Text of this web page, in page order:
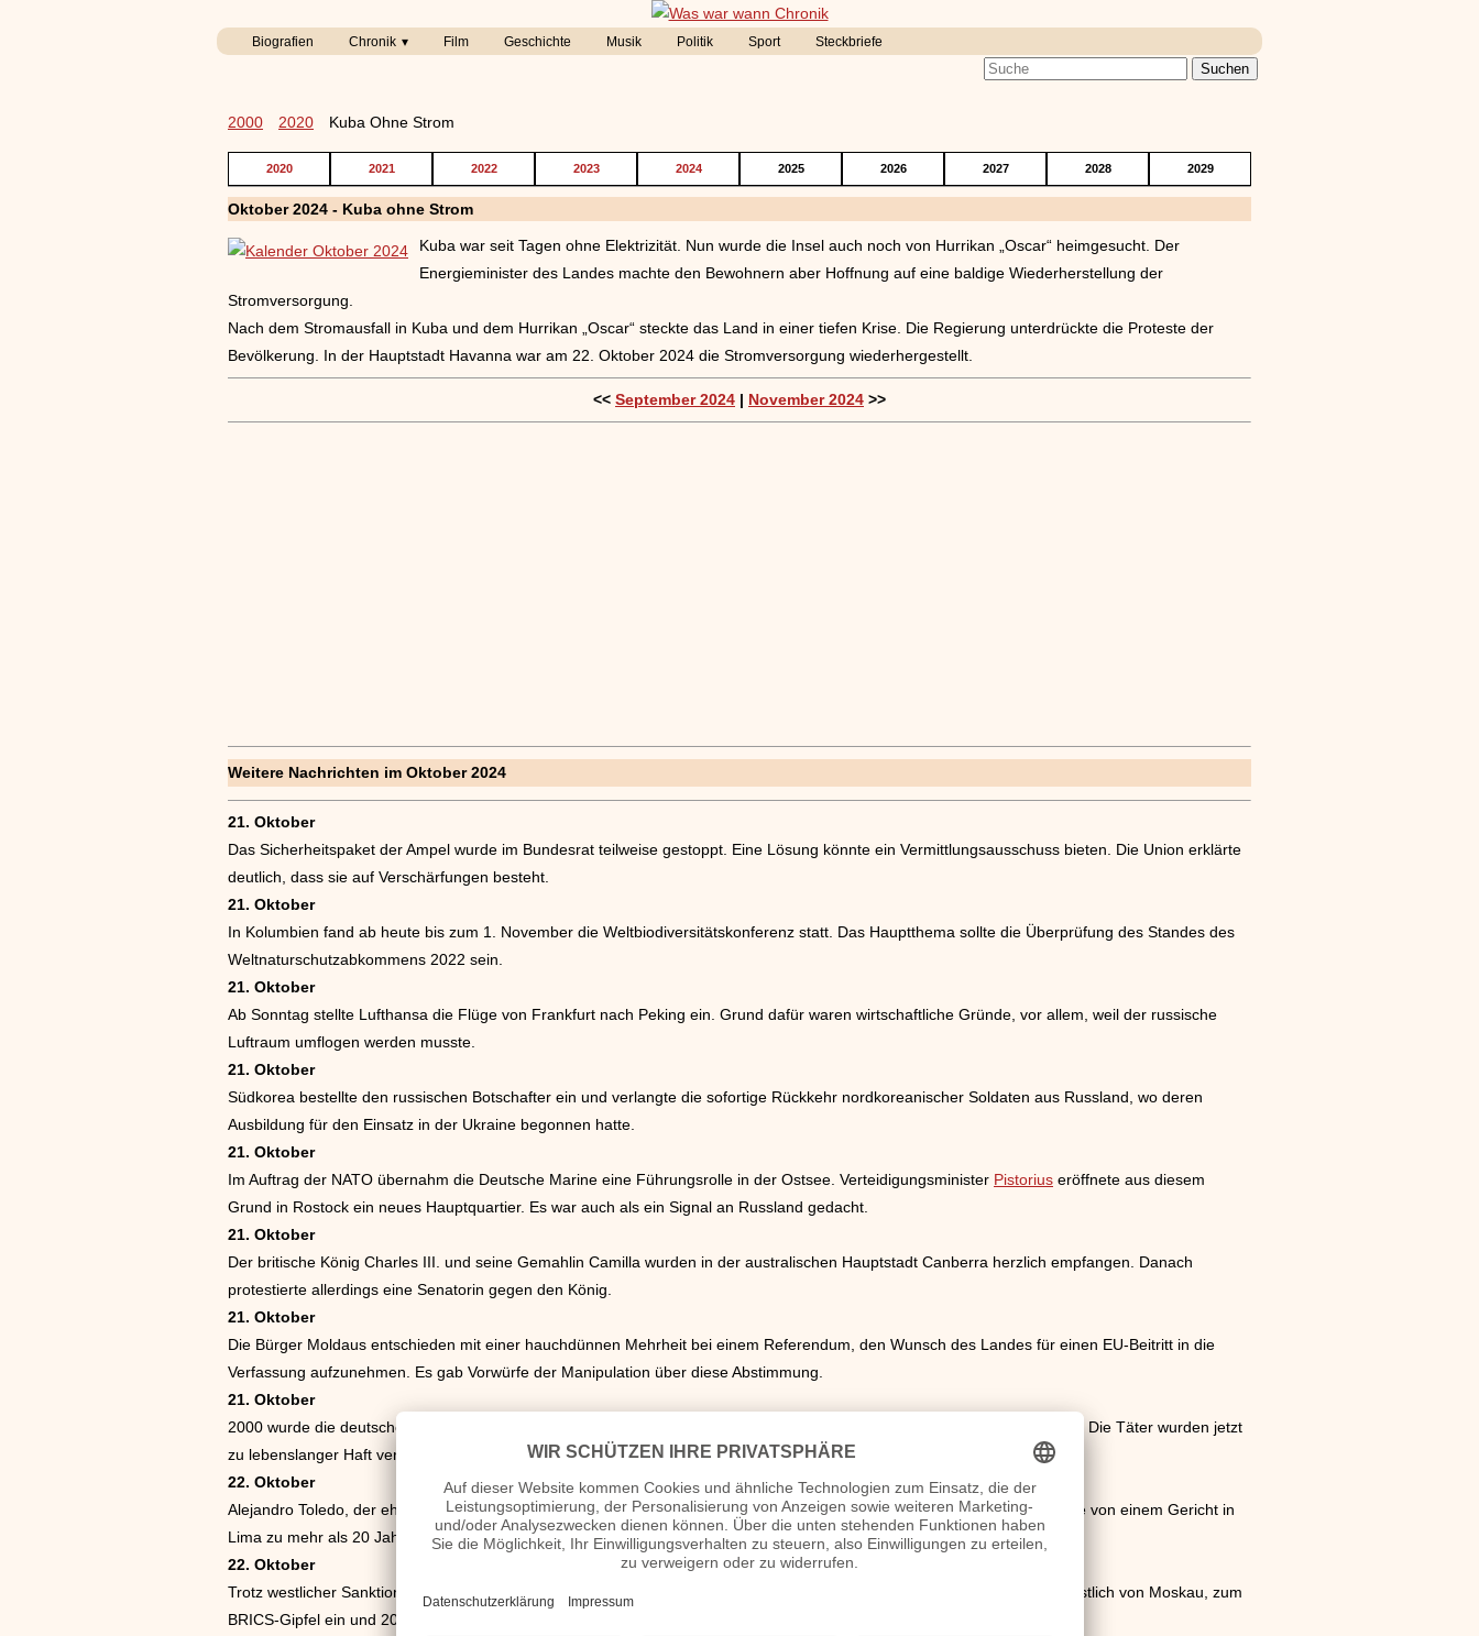
Biografien Chronik Film Geschichte Musik Politik Sport Steckbriefe
2000 2020 Kuba Ohne Strom
2020 2021 2022 2023 2024 2025 2026 2027 2028 2029
Oktober 2024 - Kuba ohne Strom
Kuba war seit Tagen ohne Elektrizität. Nun wurde die Insel auch noch von Hurrikan „Oscar“ heimgesucht. Der
Energieminister des Landes machte den Bewohnern aber Hoffnung auf eine baldige Wiederherstellung der
Stromversorgung.
Nach dem Stromausfall in Kuba und dem Hurrikan „Oscar“ steckte das Land in einer tiefen Krise. Die Regierung unterdrückte die Proteste der
Bevölkerung. In der Hauptstadt Havanna war am 22. Oktober 2024 die Stromversorgung wiederhergestellt.
<< September 2024 | November 2024 >>
Weitere Nachrichten im Oktober 2024
21. Oktober
Das Sicherheitspaket der Ampel wurde im Bundesrat teilweise gestoppt. Eine Lösung könnte ein Vermittlungsausschuss bieten. Die Union erklärte
deutlich, dass sie auf Verschärfungen besteht.
21. Oktober
In Kolumbien fand ab heute bis zum 1. November die Weltbiodiversitätskonferenz statt. Das Hauptthema sollte die Überprüfung des Standes des
Weltnaturschutzabkommens 2022 sein.
21. Oktober
Ab Sonntag stellte Lufthansa die Flüge von Frankfurt nach Peking ein. Grund dafür waren wirtschaftliche Gründe, vor allem, weil der russische
Luftraum umflogen werden musste.
21. Oktober
Südkorea bestellte den russischen Botschafter ein und verlangte die sofortige Rückkehr nordkoreanischer Soldaten aus Russland, wo deren
Ausbildung für den Einsatz in der Ukraine begonnen hatte.
21. Oktober
Im Auftrag der NATO übernahm die Deutsche Marine eine Führungsrolle in der Ostsee. Verteidigungsminister Pistorius eröffnete aus diesem
Grund in Rostock ein neues Hauptquartier. Es war auch als ein Signal an Russland gedacht.
21. Oktober
Der britische König Charles III. und seine Gemahlin Camilla wurden in der australischen Hauptstadt Canberra herzlich empfangen. Danach
protestierte allerdings eine Senatorin gegen den König.
21. Oktober
Die Bürger Moldaus entschieden mit einer hauchdünnen Mehrheit bei einem Referendum, den Wunsch des Landes für einen EU-Beitritt in die
Verfassung aufzunehmen. Es gab Vorwürfe der Manipulation über diese Abstimmung.
21. Oktober
2000 wurde die deutsche Familie Wallert von Islamisten auf den Philippinen verschleppt und mehrere Monate festgehalten. Die Täter wurden jetzt
zu lebenslanger Haft verurteilt.
22. Oktober
Alejandro Toledo, der ehemalige Präsident von Peru, wurde wegen der Annahme von Bestechungsgeldern in Millionenhöhe von einem Gericht in
Lima zu mehr als 20 Jahren Haft verurteilt.
22. Oktober
Trotz westlicher Sanktionen und Ukrainekrieg war Russlands Präsident Putin nicht isoliert. Er lud in Kasan, 800 Kilometer östlich von Moskau, zum
BRICS-Gipfel ein und 20 Staats- und Regierungschefs reisten an.